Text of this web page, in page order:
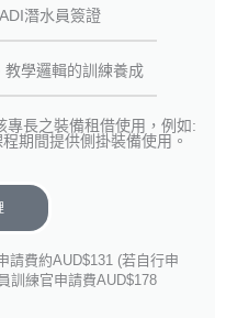
潛水員簽證
學邏輯的訓練養成
長之裝備租借使用，例如:
期間提供側掛裝備使用。
請費約AUD$131 (若自行申
訓練官申請費AUD$178